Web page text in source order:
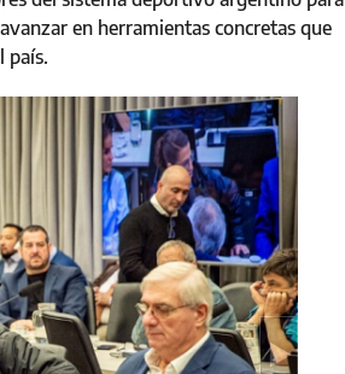
en herramientas concretas que
país.